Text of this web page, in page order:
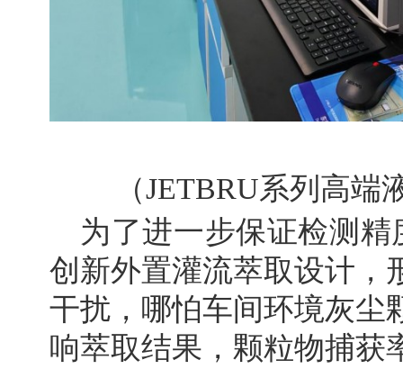
（JETBRU系列高
为了进一步保证检测精
创新外置灌流萃取设计，
干扰，哪怕车间环境灰尘
响萃取结果，颗粒物捕获